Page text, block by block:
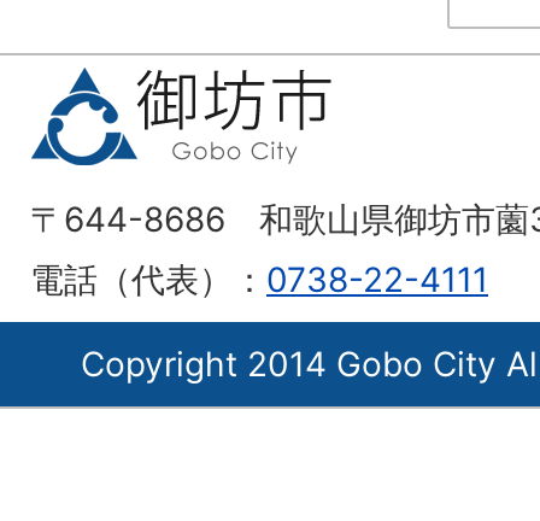
〒644-8686 和歌山県御坊市薗
電話（代表）： 0738-22-4111
Copyright 2014 Gobo City